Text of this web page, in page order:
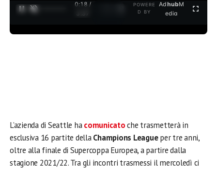
0:19 /
3:37
POWERE
D BY
AdhubM
edia
L’azienda di Seattle hacomunicatoche trasmetterà in
esclusiva 16 partite dellaChampions Leagueper tre anni,
oltre alla finale di Supercoppa Europea, a partire dalla
stagione 2021/22. Tra gli incontri trasmessi il mercoledì ci